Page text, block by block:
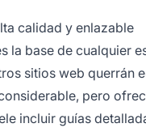
calidad y enlazable
la base de cualquier
sitios web querrán
pero
incluir guías